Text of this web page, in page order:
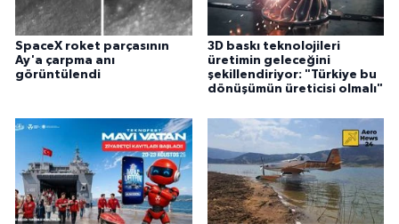
SpaceX roket parçasının
Ay'a çarpma anı
görüntülendi
3D baskı teknolojileri
üretimin geleceğini
şekillendiriyor: "Türkiye bu
dönüşümün üreticisi olmalı"